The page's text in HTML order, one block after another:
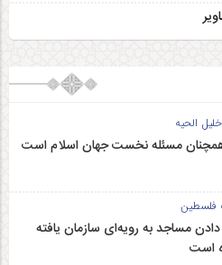
الحیه
مسئله نخست جهان اسلام است
فلسطین
مساجد به رویه‌ای سازمان‌ یافته
است